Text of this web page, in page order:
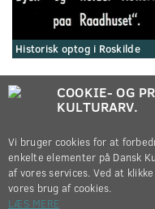
Historisk optog i Roskilde
COOKIE- OG
KULTURARV.
Vi bruger cookies for at
enkelte elementer på Dansk
af vores services. Ved at
vores brug af cookies.
LÆS MERE